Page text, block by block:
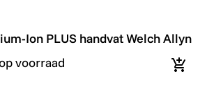
Ion PLUS handvat Welch Allyn
Ion PLUS handvat Welch Allyn
voorraad
In